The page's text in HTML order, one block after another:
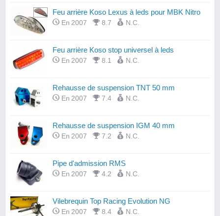
Feu arrière Koso Lexus à leds pour MBK Nitro
En 2007 8.7 N.C.
Feu arrière Koso stop universel à leds
En 2007 8.1 N.C.
Rehausse de suspension TNT 50 mm
En 2007 7.4 N.C.
Rehausse de suspension IGM 40 mm
En 2007 7.2 N.C.
Pipe d'admission RMS
En 2007 4.2 N.C.
Vilebrequin Top Racing Evolution NG
En 2007 8.4 N.C.